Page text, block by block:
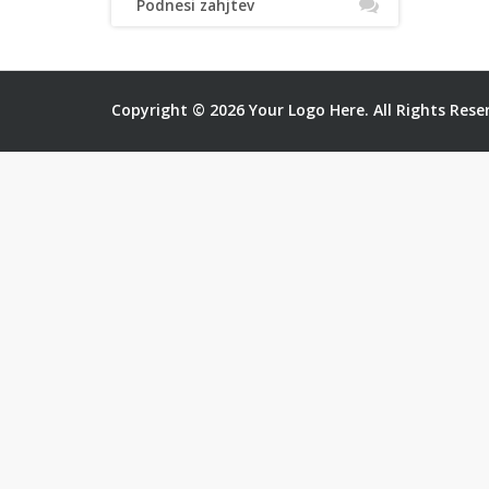
Podnesi zahjtev
Copyright © 2026 Your Logo Here. All Rights